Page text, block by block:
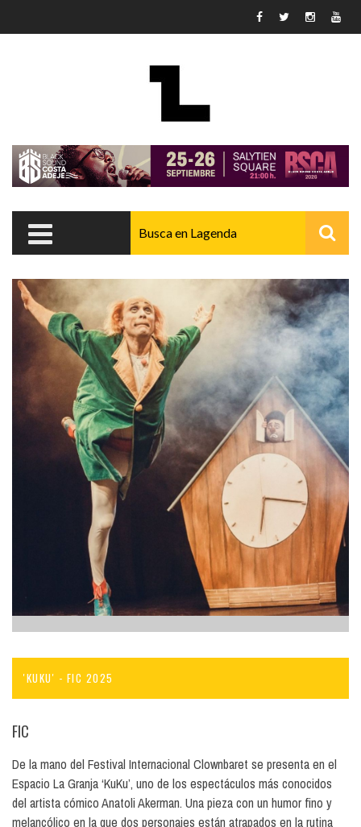
'KUKU' - FIC 2025
FIC
De la mano del Festival Internacional Clownbaret se presenta en el
Espacio La Granja ‘KuKu’, uno de los espectáculos más conocidos
del artista cómico Anatoli Akerman. Una pieza con un humor fino y
melancólico en la que dos personajes están atrapados en la rutina